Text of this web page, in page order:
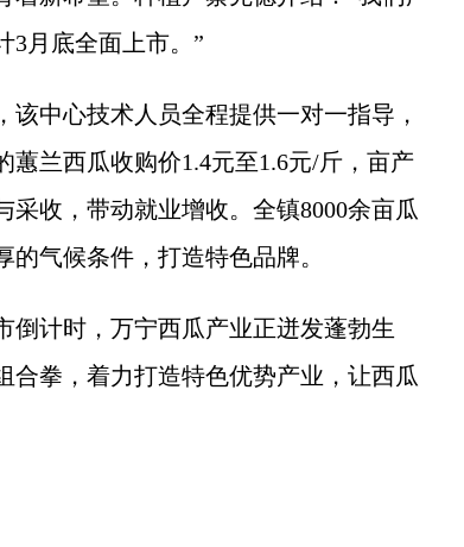
3月底全面上市。”
中心技术人员全程提供一对一指导，
兰西瓜收购价1.4元至1.6元/斤，亩产
采收，带动就业增收。全镇8000余亩瓜
气候条件，打造特色品牌。
计时，万宁西瓜产业正迸发蓬勃生
合拳，着力打造特色优势产业，让西瓜